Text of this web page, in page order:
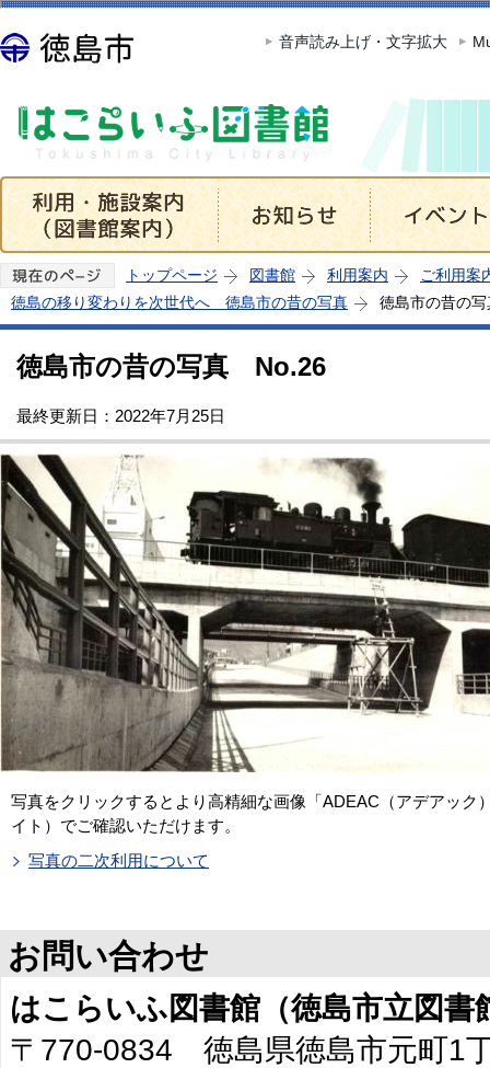
この
音声読み上げ・文字拡大
トップページ 図書館 利用案内
ご利用案
徳島の移り変わりを次世代へ 徳島市の昔の写真
徳島市の昔の
徳島市の昔の写真 No.26
最終更新日：2022年7月25日
写真をクリックするとより高精細な画像「ADEAC（アデアック
イト）でご確認いただけます。
写真の二次利用について
お問い合わせ
はこらいふ図書館（徳島市立図書
〒770-0834 徳島県徳島市元町1